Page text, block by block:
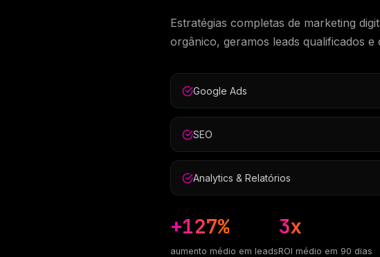
Estratégias completas de marketing
orgânico, geramos leads qualificados
Google Ads
SEO
Analytics & Relatórios
+127%
aumento médio em leads
3x
ROI médio em 90 dias